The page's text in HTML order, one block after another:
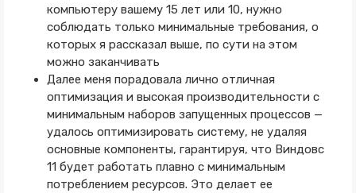
компьютеру вашему 15 лет или 10, нужно
соблюдать только минимальные требования, о
которых я рассказал выше, по сути на этом
можно заканчивать
Далее меня порадовала лично отличная
оптимизация и высокая производительности с
минимальным наборов запущенных процессов —
удалось оптимизировать систему, не удаляя
основные компоненты, гарантируя, что Виндовс
11 будет работать плавно с минимальным
потреблением ресурсов. Это делает ее